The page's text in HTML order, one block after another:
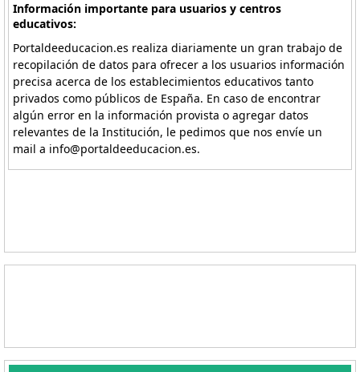
Información importante para usuarios y centros
educativos:
Portaldeeducacion.es realiza diariamente un gran trabajo de
recopilación de datos para ofrecer a los usuarios información
precisa acerca de los establecimientos educativos tanto
privados como públicos de España. En caso de encontrar
algún error en la información provista o agregar datos
relevantes de la Institución, le pedimos que nos envíe un
mail a info@portaldeeducacion.es.